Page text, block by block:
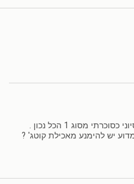
מסוג 1 הכל נכון .
יש להימנע מאכילת קוטג' ?